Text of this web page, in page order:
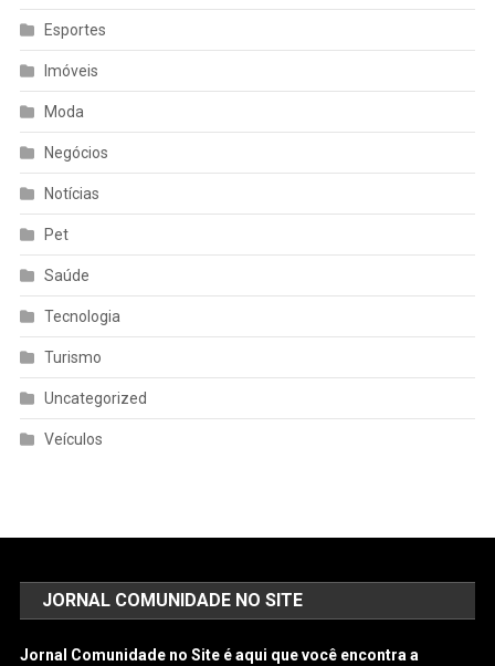
Esportes
Imóveis
Moda
Negócios
Notícias
Pet
Saúde
Tecnologia
Turismo
Uncategorized
Veículos
JORNAL COMUNIDADE NO SITE
Jornal Comunidade no Site é aqui que você encontra a